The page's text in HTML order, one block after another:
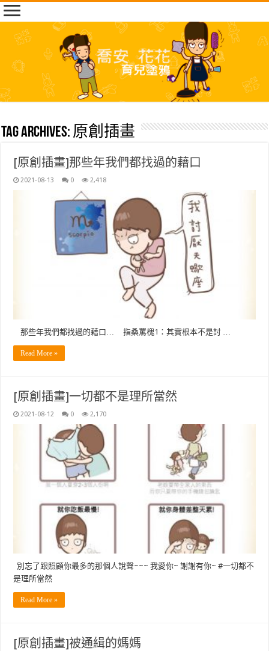
Tag Archives: 原創插畫
[原創插畫]那些年我們都找過的藉口
2021-08-13 0 2,418
那些年我們都找過的藉口… 指桑罵槐1：其實根本不是討 …
Read More »
[原創插畫]一切都不是理所當然
2021-08-12 0 2,170
別忘了跟照顧你最多的那個人說聲~~~ 我愛你~ 謝謝有你~ #一切都不
是理所當然
Read More »
[原創插畫]被通緝的媽媽